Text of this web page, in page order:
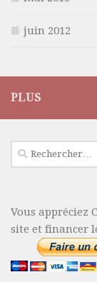
juin 2012
PLUS
Rechercher :
Vous appréciez
site et financer